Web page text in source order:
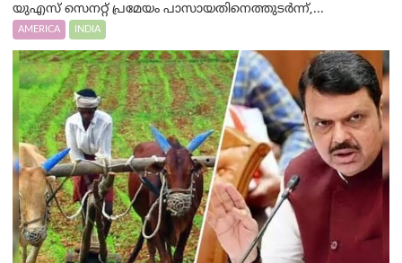
യുഎസ് സെനറ്റ് പ്രമേയം പാസായതിനെത്തുടർന്ന്,...
AMERICA INDIA